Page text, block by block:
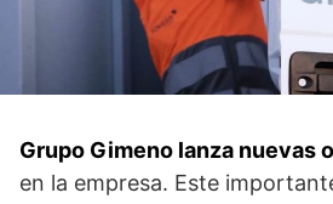
Grupo Gimeno lanza nuevas
en la empresa. Este